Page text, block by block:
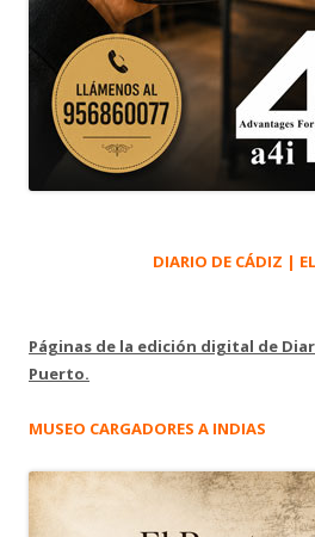
DIARIO DE CÁDIZ |
Páginas de la edición digital de
Puerto.
MUSEO CARGADORES A INDIAS